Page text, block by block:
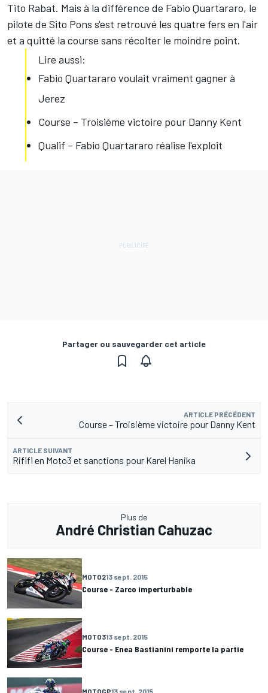
Tito Rabat. Mais à la différence de Fabio Quartararo, le
pilote de Sito Pons s'est retrouvé les quatre fers en l'air
et a quitté la course sans récolter le moindre point.
Lire aussi:
Fabio Quartararo voulait vraiment gagner à
Jerez
Course – Troisième victoire pour Danny Kent
Qualif – Fabio Quartararo réalise l'exploit
Partager ou sauvegarder cet article
ARTICLE PRÉCÉDENT
Course – Troisième victoire pour Danny Kent
ARTICLE SUIVANT
Rififi en Moto3 et sanctions pour Karel Hanika
Plus de
André Christian Cahuzac
MOTO213 sept. 2015
Course - Zarco imperturbable
MOTO313 sept. 2015
Course - Enea Bastianini remporte la partie